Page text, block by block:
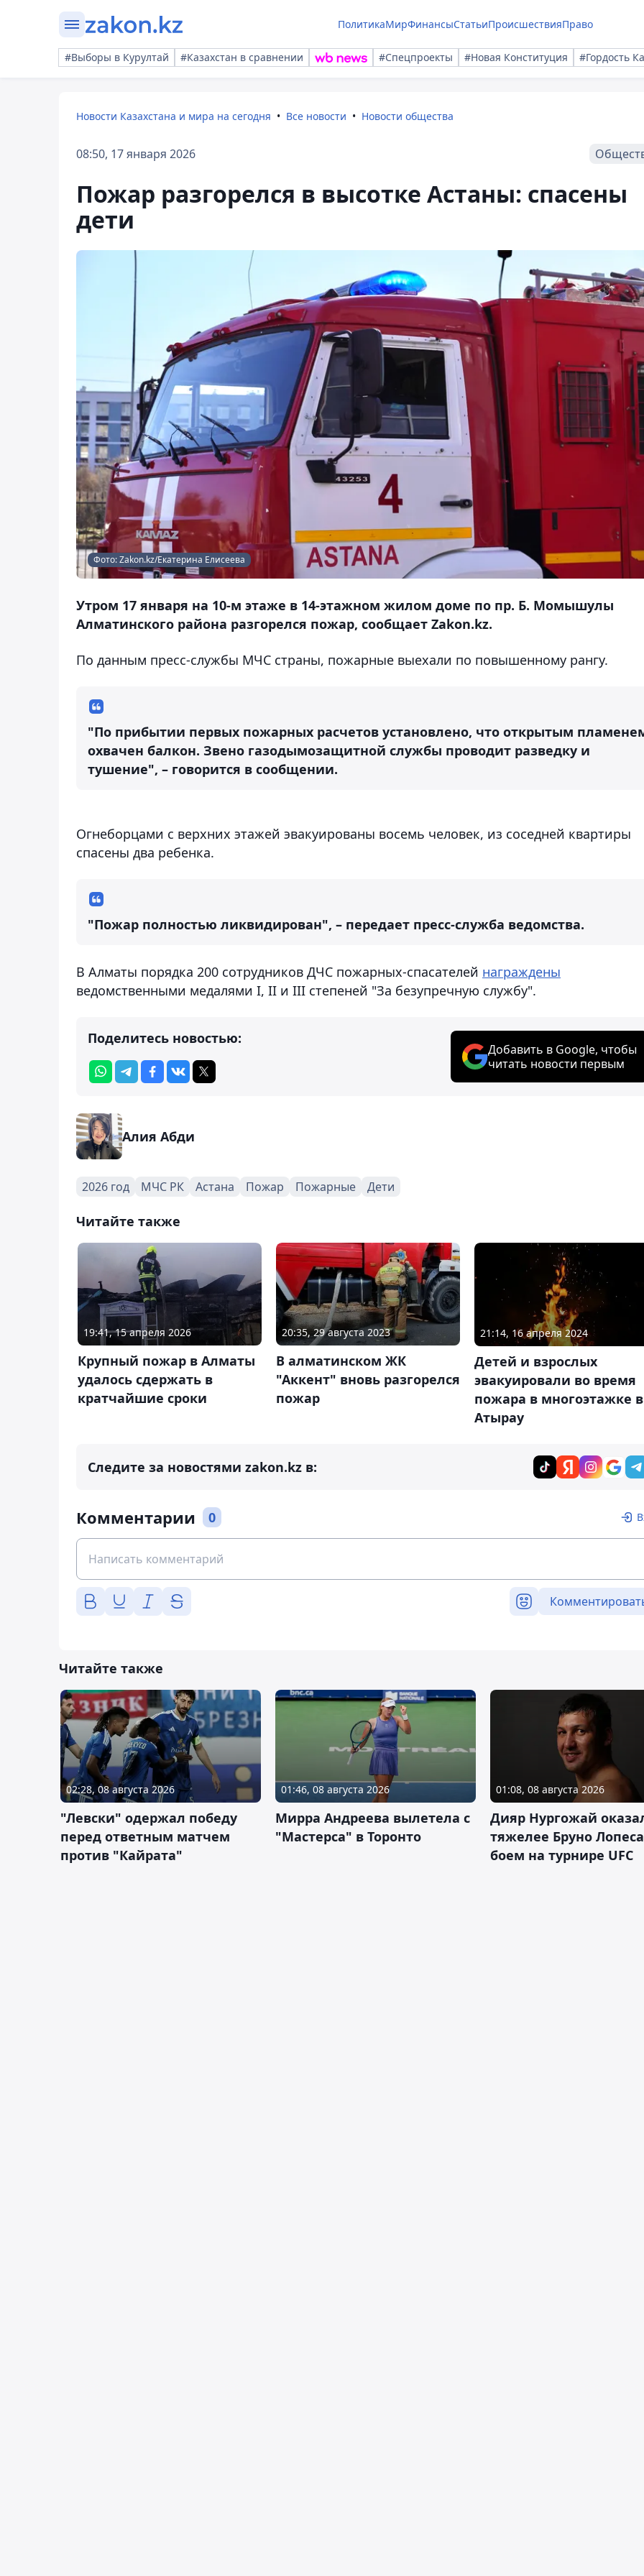
ПолитикаМирФинансыСтатьиПроисшествияПраво
#Выборы в Курултай #Казахстан в сравнении #Спецпроекты #Новая Конституция #Гордость
Новости Казахстана и мира на сегодня Все новости Новости общества
08:50, 17 января 2026
Пожар разгорелся в высотке Астаны: спасены
дети
Фото: Zakon.kz/Екатерина Елисеева
Утром 17 января на 10-м этаже в 14-этажном жилом доме по пр. Б. Момышулы
Алматинского района разгорелся пожар, сообщает Zakon.kz.
По данным пресс-службы МЧС страны, пожарные выехали по повышенному рангу.
"По прибытии первых пожарных расчетов установлено, что открытым
охвачен балкон. Звено газодымозащитной службы проводит разведку и
тушение", – говорится в сообщении.
Огнеборцами с верхних этажей эвакуированы восемь человек, из соседней квартиры
спасены два ребенка.
"Пожар полностью ликвидирован", – передает пресс-служба ведомства.
В Алматы порядка 200 сотрудников ДЧС пожарных-спасателей награждены
ведомственными медалями I, II и III степеней "За безупречную службу".
Поделитесь новостью:
Добавить в Google, чтобы
читать новости первым
Алия Абди
2026 год МЧС РК Астана Пожар Пожарные Дети
Читайте также
19:41, 15 апреля 2026
Крупный пожар в Алматы
удалось сдержать в
кратчайшие сроки
20:35, 29 августа 2023
В алматинском ЖК
"Аккент" вновь разгорелся
пожар
21:14, 16 апреля 2024
Детей и взрослых
эвакуировали во время
пожара в многоэтажке в
Атырау
Следите за новостями zakon.kz в:
Комментарии 0
Читайте также
02:28, 08 августа 2026
"Левски" одержал победу
перед ответным матчем
против "Кайрата"
01:46, 08 августа 2026
Мирра Андреева вылетела с
"Мастерса" в Торонто
01:08, 08 августа 2026
Дияр Нургожай
тяжелее Бруно
боем на турнире UFC